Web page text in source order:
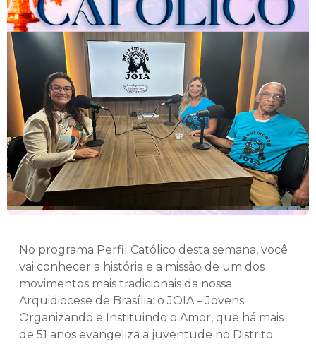
No programa Perfil Católico desta semana, você
vai conhecer a história e a missão de um dos
movimentos mais tradicionais da nossa
Arquidiocese de Brasília: o JOIA – Jovens
Organizando e Instituindo o Amor, que há mais
de 51 anos evangeliza a juventude no Distrito